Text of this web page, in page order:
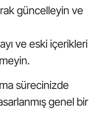
güncelleyin ve
ve eski içerikleri
sürecinizde
genel bir